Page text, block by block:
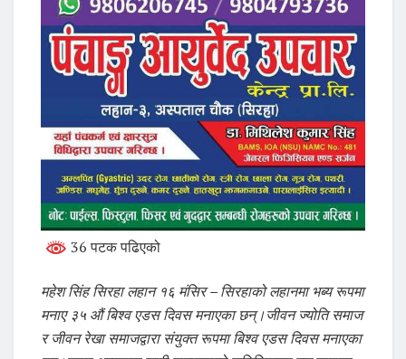
36 पटक पढिएको
महेश सिंह सिरहा लहान १६ मंसिर – सिरहाको लहानमा भब्य रूपमा
मनाए ३५ औं बिश्व एडस दिवस मनाएका छन्।जीवन ज्योति समाज
र जीवन रेखा समाजद्वारा संयुक्त रूपमा बिश्व एडस दिवस मनाएका